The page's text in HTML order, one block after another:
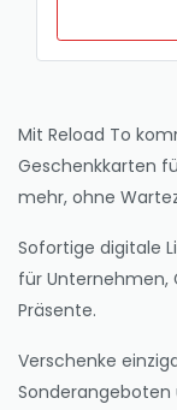
Mit Reload To
Geschenkkarten
mehr, ohne
Sofortige digitale
für Unternehmen,
Präsente.
Verschenke
Sonderangeboten